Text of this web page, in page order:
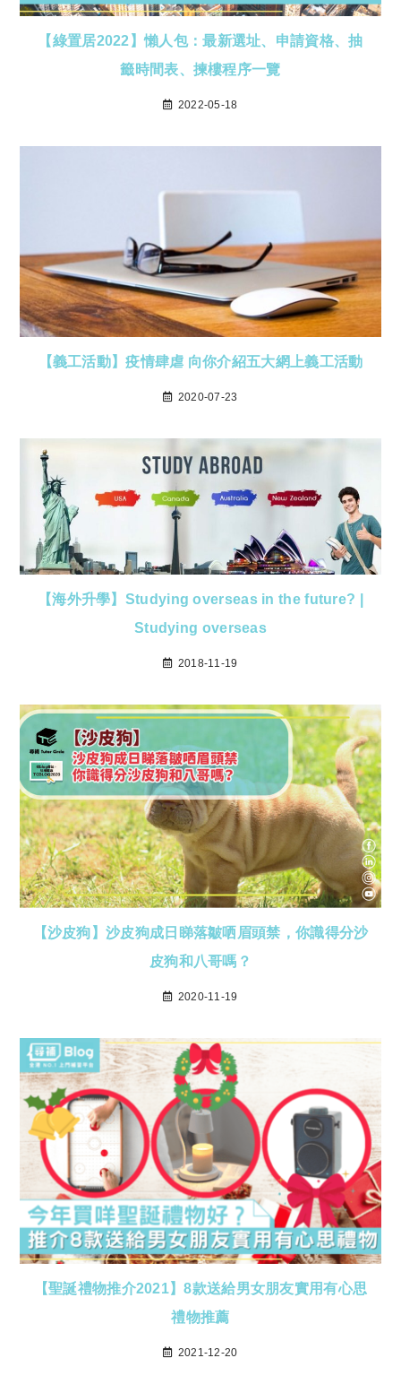
【綠置居2022】懶人包：最新選址、申請資格、抽
籤時間表、揀樓程序一覽
2022-05-18
【義工活動】疫情肆虐 向你介紹五大網上義工活動
2020-07-23
【海外升學】Studying overseas in the future? |
Studying overseas
2018-11-19
【沙皮狗】沙皮狗成日睇落皺哂眉頭禁，你識得分沙
皮狗和八哥嗎？
2020-11-19
【聖誕禮物推介2021】8款送給男女朋友實用有心思
禮物推薦
2021-12-20